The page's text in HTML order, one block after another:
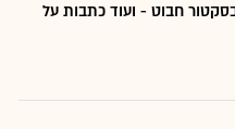
חבוט - ועוד כתבות על